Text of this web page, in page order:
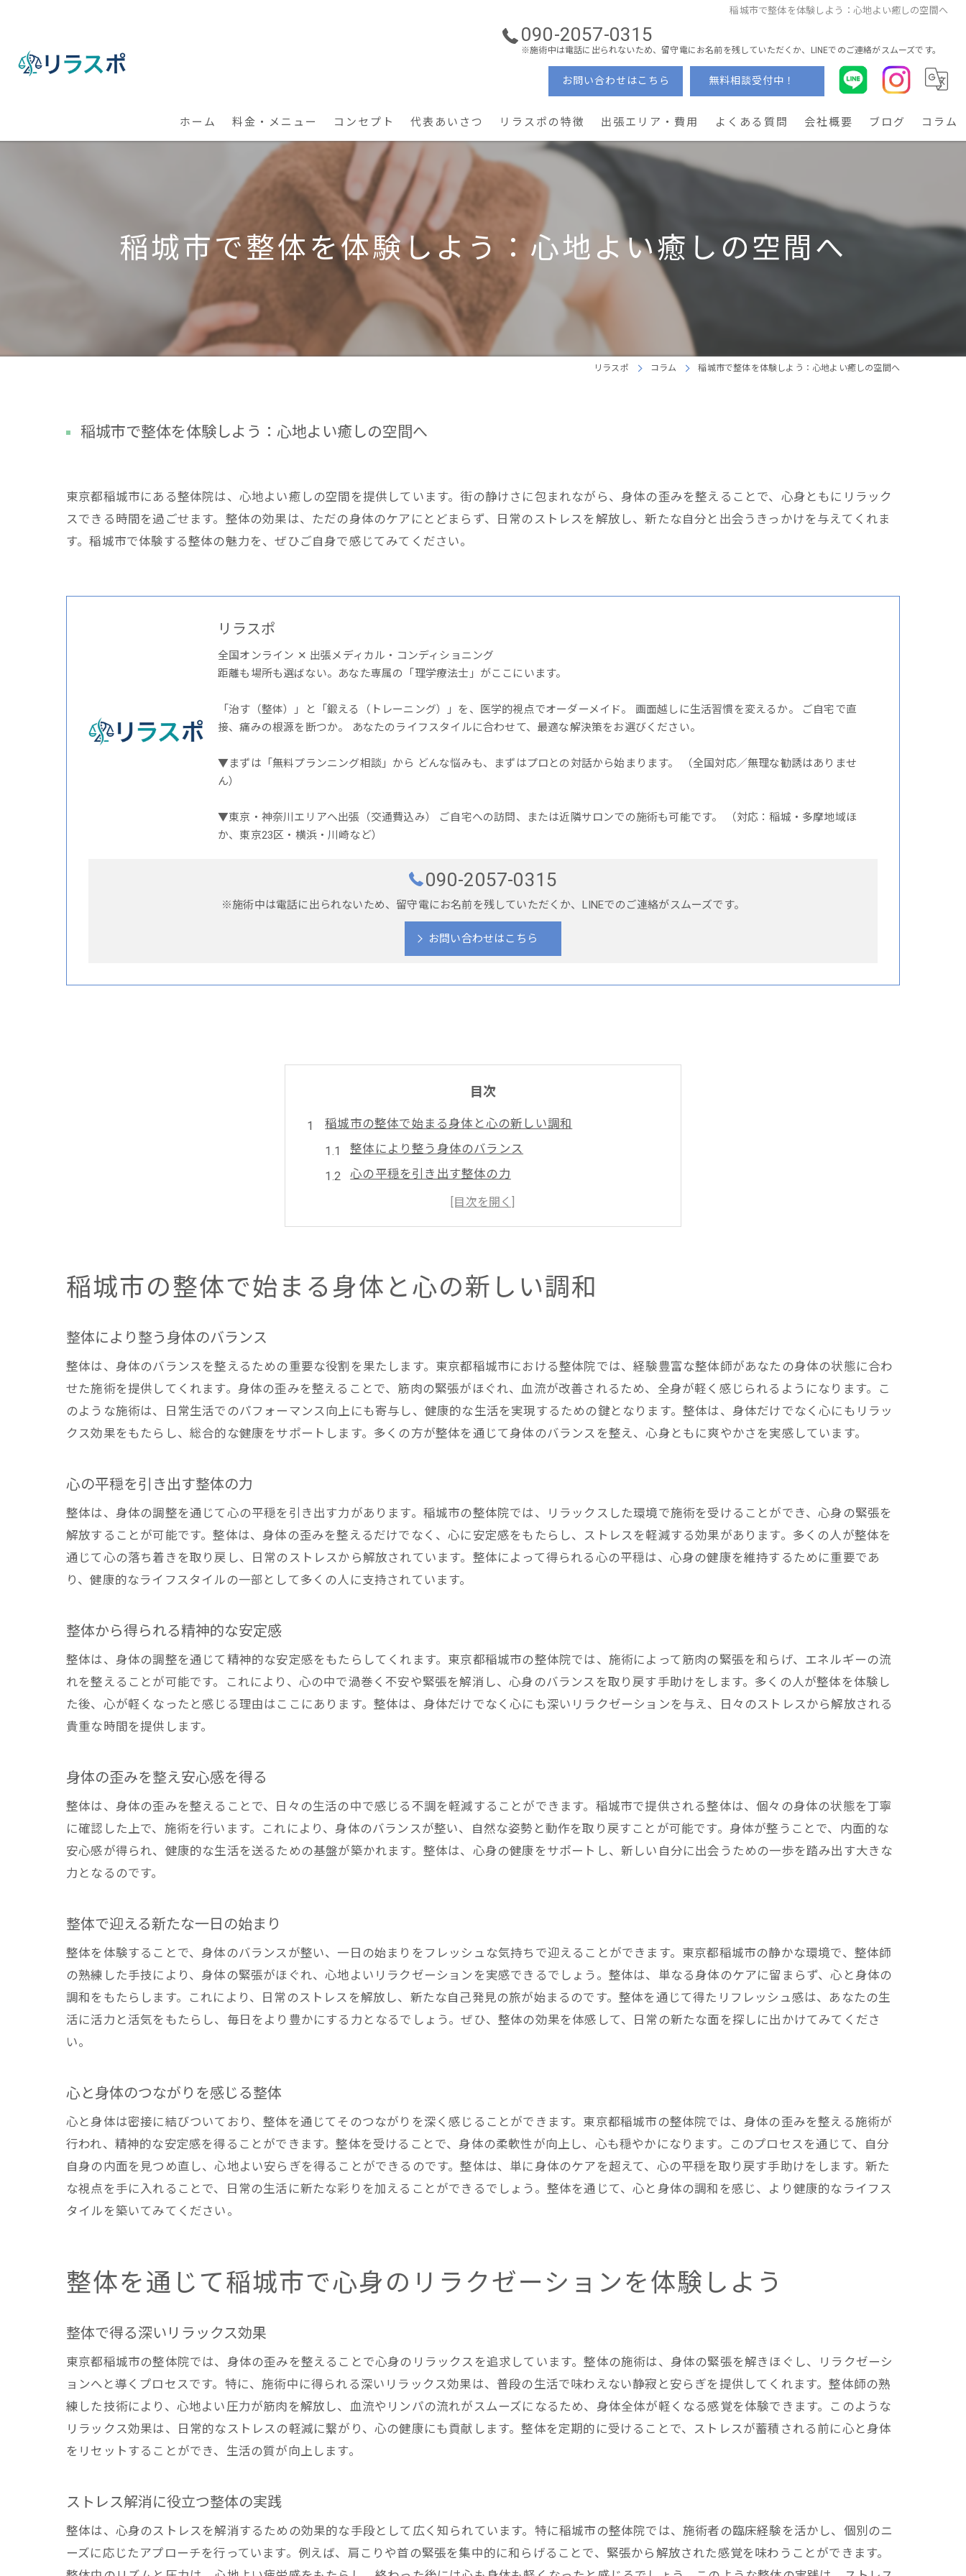
稲城市で整体を体験しよう：心地よい癒しの空間へ
090-2057-0315
※施術中は電話に出られないため、留守電にお名前を残していただくか、LINEでのご連絡がスムーズです。
お問い合わせはこちら 無料相談受付中！
ホーム 料金・メニュー
【出張】整体・パーソナルケア
【全国】オンライン・コンディショニング
コンセプト 代表あいさつ リラスポの特徴
理学療法士
産後ケア × 美容姿勢
地域密着
出張エリア・費用 よくある質問 会社概要 ブログ コラム
稲城市で整体を体験しよう：心地よい癒しの空間へ
リラスポ コラム 稲城市で整体を体験しよう：心地よい癒しの空間へ
稲城市で整体を体験しよう：心地よい癒しの空間へ
東京都稲城市にある整体院は、心地よい癒しの空間を提供しています。街の静けさに包まれながら、身体の歪みを整えることで、心身ともにリラック
スできる時間を過ごせます。整体の効果は、ただの身体のケアにとどまらず、日常のストレスを解放し、新たな自分と出会うきっかけを与えてくれま
す。稲城市で体験する整体の魅力を、ぜひご自身で感じてみてください。
リラスポ
全国オンライン ✕ 出張メディカル・コンディショニング
距離も場所も選ばない。あなた専属の「理学療法士」がここにいます。
「治す（整体）」と「鍛える（トレーニング）」を、医学的視点でオーダーメイド。 画面越しに生活習慣を変えるか。 ご自宅で直
接、痛みの根源を断つか。 あなたのライフスタイルに合わせて、最適な解決策をお選びください。
▼まずは「無料プランニング相談」から どんな悩みも、まずはプロとの対話から始まります。 （全国対応／無理な勧誘はありませ
ん）
▼東京・神奈川エリアへ出張（交通費込み） ご自宅への訪問、または近隣サロンでの施術も可能です。 （対応：稲城・多摩地域ほ
か、東京23区・横浜・川崎など）
090-2057-0315
※施術中は電話に出られないため、留守電にお名前を残していただくか、LINEでのご連絡がスムーズです。
お問い合わせはこちら
目次
稲城市の整体で始まる身体と心の新しい調和
整体により整う身体のバランス
心の平穏を引き出す整体の力
整体から得られる精神的な安定感
身体の歪みを整え安心感を得る
心と身体のつながりを感じる整体
整体を通じて稲城市で心身のリラクゼーションを体験しよう
日常の疲れを癒す整体の役割
リラクゼーションを促進する整体の技術
静かな環境で受ける整体の魅力
整体から生まれる心身の解放感
訪れるたびに癒される整体の空間
稲城市の整体院で感じる心地よい癒しの瞬間
整体施術中に味わう心地よさ
施術後に実感する身体の軽さ
心地よい整体がもたらす幸福感
整体で心のストレスを解放する稲城市のヒーリングスポット
整体で心の緊張をほぐす方法
整体で心の穏やかさを取り戻す
心のストレスを飛ばす整体アプローチ
稲城市で整体を通じて新たな自分と出会う
整体で気づく新しい自分の姿
心と身体の調和を実感する整体経験
整体による深いリラクゼーションを稲城市で体験しよう
心の安定をサポートする整体
稲城市の静けさと整体が織りなす心と身体の癒し
静かな環境での整体がもたらす効果
心と身体を癒す整体の相乗効果
整体と自然環境の調和がもたらす癒し
稲城市の静寂に包まれる整体体験
稲城市の整体で始まる身体と心の新しい調和
整体により整う身体のバランス
整体は、身体のバランスを整えるための重要な役割を果たします。東京都稲城市における整体院では、経験豊富な整体師があなたの身体の状態に合わ
せた施術を提供してくれます。身体の歪みを整えることで、筋肉の緊張がほぐれ、血流が改善されるため、全身が軽く感じられるようになります。こ
のような施術は、日常生活でのパフォーマンス向上にも寄与し、健康的な生活を実現するための鍵となります。整体は、身体だけでなく心にもリラッ
クス効果をもたらし、総合的な健康をサポートします。多くの方が整体を通じて身体のバランスを整え、心身ともに爽やかさを実感しています。
心の平穏を引き出す整体の力
整体は、身体の調整を通じて心の平穏を引き出す力があります。稲城市の整体院では、リラックスした環境で施術を受けることができ、心身の緊張を
解放することが可能です。整体は、身体の歪みを整えるだけでなく、心に安定感をもたらし、ストレスを軽減する効果があります。多くの人が整体を
通じて心の落ち着きを取り戻し、日常のストレスから解放されています。整体によって得られる心の平穏は、心身の健康を維持するために重要であ
り、健康的なライフスタイルの一部として多くの人に支持されています。
整体から得られる精神的な安定感
整体は、身体の調整を通じて精神的な安定感をもたらしてくれます。東京都稲城市の整体院では、施術によって筋肉の緊張を和らげ、エネルギーの流
れを整えることが可能です。これにより、心の中で渦巻く不安や緊張を解消し、心身のバランスを取り戻す手助けをします。多くの人が整体を体験し
た後、心が軽くなったと感じる理由はここにあります。整体は、身体だけでなく心にも深いリラクゼーションを与え、日々のストレスから解放される
貴重な時間を提供します。
身体の歪みを整え安心感を得る
整体は、身体の歪みを整えることで、日々の生活の中で感じる不調を軽減することができます。稲城市で提供される整体は、個々の身体の状態を丁寧
に確認した上で、施術を行います。これにより、身体のバランスが整い、自然な姿勢と動作を取り戻すことが可能です。身体が整うことで、内面的な
安心感が得られ、健康的な生活を送るための基盤が築かれます。整体は、心身の健康をサポートし、新しい自分に出会うための一歩を踏み出す大きな
力となるのです。
整体で迎える新たな一日の始まり
整体を体験することで、身体のバランスが整い、一日の始まりをフレッシュな気持ちで迎えることができます。東京都稲城市の静かな環境で、整体師
の熟練した手技により、身体の緊張がほぐれ、心地よいリラクゼーションを実感できるでしょう。整体は、単なる身体のケアに留まらず、心と身体の
調和をもたらします。これにより、日常のストレスを解放し、新たな自己発見の旅が始まるのです。整体を通じて得たリフレッシュ感は、あなたの生
活に活力と活気をもたらし、毎日をより豊かにする力となるでしょう。ぜひ、整体の効果を体感して、日常の新たな面を探しに出かけてみてくださ
い。
心と身体のつながりを感じる整体
心と身体は密接に結びついており、整体を通じてそのつながりを深く感じることができます。東京都稲城市の整体院では、身体の歪みを整える施術が
行われ、精神的な安定感を得ることができます。整体を受けることで、身体の柔軟性が向上し、心も穏やかになります。このプロセスを通じて、自分
自身の内面を見つめ直し、心地よい安らぎを得ることができるのです。整体は、単に身体のケアを超えて、心の平穏を取り戻す手助けをします。新た
な視点を手に入れることで、日常の生活に新たな彩りを加えることができるでしょう。整体を通じて、心と身体の調和を感じ、より健康的なライフス
タイルを築いてみてください。
整体を通じて稲城市で心身のリラクゼーションを体験しよう
整体で得る深いリラックス効果
東京都稲城市の整体院では、身体の歪みを整えることで心身のリラックスを追求しています。整体の施術は、身体の緊張を解きほぐし、リラクゼーシ
ョンへと導くプロセスです。特に、施術中に得られる深いリラックス効果は、普段の生活で味わえない静寂と安らぎを提供してくれます。整体師の熟
練した技術により、心地よい圧力が筋肉を解放し、血流やリンパの流れがスムーズになるため、身体全体が軽くなる感覚を体験できます。このような
リラックス効果は、日常的なストレスの軽減に繋がり、心の健康にも貢献します。整体を定期的に受けることで、ストレスが蓄積される前に心と身体
をリセットすることができ、生活の質が向上します。
ストレス解消に役立つ整体の実践
整体は、心身のストレスを解消するための効果的な手段として広く知られています。特に稲城市の整体院では、施術者の臨床経験を活かし、個別のニ
ーズに応じたアプローチを行っています。例えば、肩こりや首の緊張を集中的に和らげることで、緊張から解放された感覚を味わうことができます。